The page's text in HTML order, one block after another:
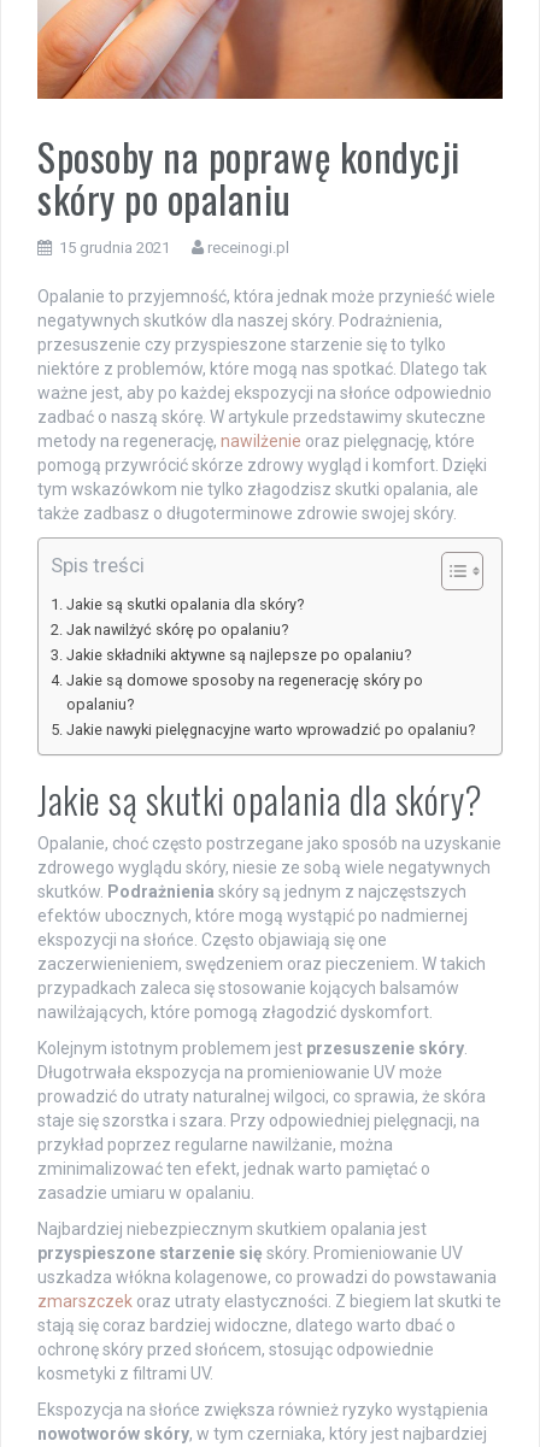
Sposoby na poprawę kondycji
skóry po opalaniu
15 grudnia 2021 receinogi.pl
Opalanie to przyjemność, która jednak może przynieść wiele
negatywnych skutków dla naszej skóry. Podrażnienia,
przesuszenie czy przyspieszone starzenie się to tylko
niektóre z problemów, które mogą nas spotkać. Dlatego tak
ważne jest, aby po każdej ekspozycji na słońce odpowiednio
zadbać o naszą skórę. W artykule przedstawimy skuteczne
metody na regenerację, nawilżenie oraz pielęgnację, które
pomogą przywrócić skórze zdrowy wygląd i komfort. Dzięki
tym wskazówkom nie tylko złagodzisz skutki opalania, ale
także zadbasz o długoterminowe zdrowie swojej skóry.
Spis treści
Jakie są skutki opalania dla skóry?
Jak nawilżyć skórę po opalaniu?
Jakie składniki aktywne są najlepsze po opalaniu?
Jakie są domowe sposoby na regenerację skóry po
opalaniu?
Jakie nawyki pielęgnacyjne warto wprowadzić po opalaniu?
Jakie są skutki opalania dla skóry?
Opalanie, choć często postrzegane jako sposób na uzyskanie
zdrowego wyglądu skóry, niesie ze sobą wiele negatywnych
skutków. Podrażnienia skóry są jednym z najczęstszych
efektów ubocznych, które mogą wystąpić po nadmiernej
ekspozycji na słońce. Często objawiają się one
zaczerwienieniem, swędzeniem oraz pieczeniem. W takich
przypadkach zaleca się stosowanie kojących balsamów
nawilżających, które pomogą złagodzić dyskomfort.
Kolejnym istotnym problemem jest przesuszenie skóry.
Długotrwała ekspozycja na promieniowanie UV może
prowadzić do utraty naturalnej wilgoci, co sprawia, że skóra
staje się szorstka i szara. Przy odpowiedniej pielęgnacji, na
przykład poprzez regularne nawilżanie, można
zminimalizować ten efekt, jednak warto pamiętać o
zasadzie umiaru w opalaniu.
Najbardziej niebezpiecznym skutkiem opalania jest
przyspieszone starzenie się skóry. Promieniowanie UV
uszkadza włókna kolagenowe, co prowadzi do powstawania
zmarszczek oraz utraty elastyczności. Z biegiem lat skutki te
stają się coraz bardziej widoczne, dlatego warto dbać o
ochronę skóry przed słońcem, stosując odpowiednie
kosmetyki z filtrami UV.
Ekspozycja na słońce zwiększa również ryzyko wystąpienia
nowotworów skóry, w tym czerniaka, który jest najbardziej